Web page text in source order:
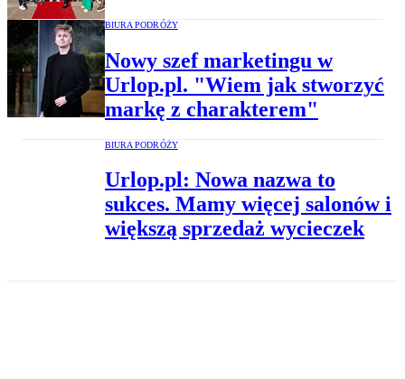
BIURA PODRÓŻY
Nowy szef marketingu w
Urlop.pl. "Wiem jak stworzyć
markę z charakterem"
BIURA PODRÓŻY
Urlop.pl: Nowa nazwa to
sukces. Mamy więcej salonów i
większą sprzedaż wycieczek